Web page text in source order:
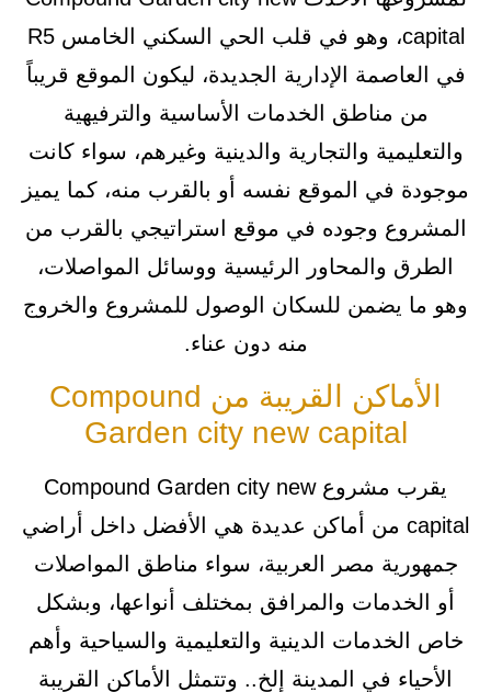
capital، وهو في قلب الحي السكني الخامس R5
في العاصمة الإدارية الجديدة، ليكون الموقع قريباً
من مناطق الخدمات الأساسية والترفيهية
والتعليمية والتجارية والدينية وغيرهم، سواء كانت
موجودة في الموقع نفسه أو بالقرب منه، كما يميز
المشروع وجوده في موقع استراتيجي بالقرب من
الطرق والمحاور الرئيسية ووسائل المواصلات،
وهو ما يضمن للسكان الوصول للمشروع والخروج
منه دون عناء.
الأماكن القريبة من Compound
Garden city new capital
يقرب مشروع Compound Garden city new
capital من أماكن عديدة هي الأفضل داخل أراضي
جمهورية مصر العربية، سواء مناطق المواصلات
أو الخدمات والمرافق بمختلف أنواعها، وبشكل
خاص الخدمات الدينية والتعليمية والسياحية وأهم
الأحياء في المدينة إلخ.. وتتمثل الأماكن القريبة